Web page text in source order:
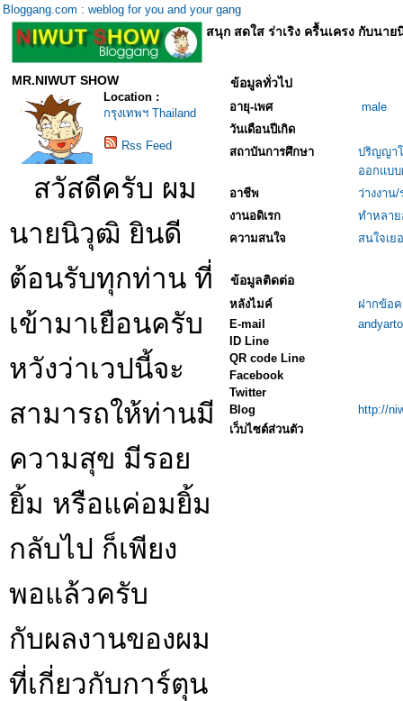
Bloggang.com : weblog for you and your gang
สนุก สดใส ร่าเริง ครื้นเครง กับนา
MR.NIWUT SHOW
Location :
กรุงเทพฯ Thailand
Rss Feed
สวัสดีครับ ผม
นายนิวุฒิ ยินดี
ต้อนรับทุกท่าน ที่
เข้ามาเยือนครับ
หวังว่าเวปนี้จะ
สามารถให้ท่านมี
ความสุข มีรอย
ยิ้ม หรือแค่อมยิ้ม
กลับไป ก็เพียง
พอแล้วครับ
กับผลงานของผม
ที่เกี่ยวกับการ์ตุน
ข้อมูลทั่วไป
อายุ-เพศ
male
วันเดือนปีเกิด
สถาบันการศึกษา
ปริญญา
ออกแบ
อาชีพ
ว่างงาน
งานอดิเรก
ทำหลาย
ความสนใจ
สนใจเย
ข้อมูลติดต่อ
หลังไมค์
ฝากข้อ
E-mail
ID Line
QR code Line
Facebook
Twitter
Blog
http://
เว็บไซต์ส่วนตัว